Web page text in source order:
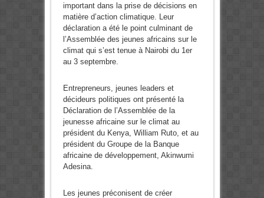
important dans la prise de décisions en
matière d’action climatique. Leur
déclaration a été le point culminant de
l’Assemblée des jeunes africains sur le
climat qui s’est tenue à Nairobi du 1er
au 3 septembre.
Entrepreneurs, jeunes leaders et
décideurs politiques ont présenté la
Déclaration de l’Assemblée de la
jeunesse africaine sur le climat au
président du Kenya, William Ruto, et au
président du Groupe de la Banque
africaine de développement, Akinwumi
Adesina.
Les jeunes préconisent de créer